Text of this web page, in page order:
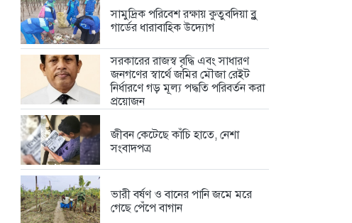
সামুদ্রিক পরিবেশ রক্ষায় কুতুবদিয়া ব্লু
গার্ডের ধারাবাহিক উদ্যোগ
সরকারের রাজস্ব বৃদ্ধি এবং সাধারণ
জনগণের স্বার্থে জমির মৌজা রেইট
নির্ধারণে গড় মূল্য পদ্ধতি পরিবর্তন করা
প্রয়োজন
জীবন কেটেছে কাঁচি হাতে, নেশা
সংবাদপত্র
ভারী বর্ষণ ও বানের পানি জমে মরে
গেছে পেঁপে বাগান